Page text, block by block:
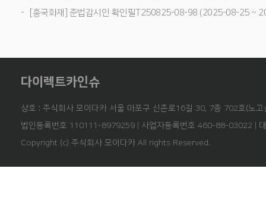
[흥국화재] 준법감시인 확인필T250825-08-98 (2025-08-25 ~
다이렉트카인슈
상호 : 주식회사 모이다카 서울 마포구 신촌로16길 30, 7층 702호(노고
법인등록번호 110111-8979259 | 사업자등록번호 460-88-03022 |
Copyright (c) 주식회사 모이다카 All rights Reserved.